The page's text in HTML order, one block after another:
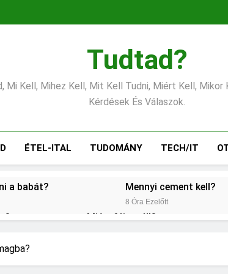
Tudtad?
Mi Kell, Mihez Kell, Mit Kell Tudni, Miért Kell, Mikor
Kérdések És Válaszok.
ÉTEL-ITAL TUDOMÁNY TECH/IT
a babát? Mennyi cement kell?
8 Óra Ezelőtt
Miért fáj a váll?